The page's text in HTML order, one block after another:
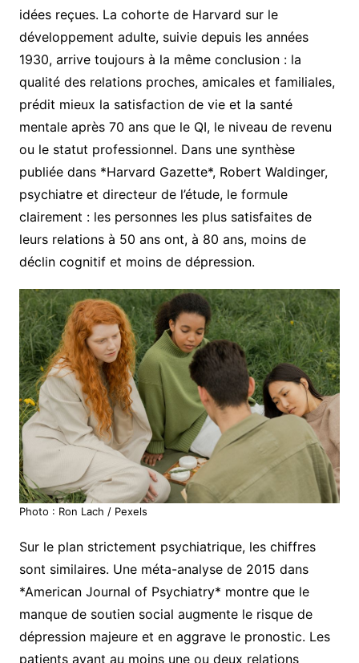
idées reçues. La cohorte de Harvard sur le
développement adulte, suivie depuis les années
1930, arrive toujours à la même conclusion : la
qualité des relations proches, amicales et familiales,
prédit mieux la satisfaction de vie et la santé
mentale après 70 ans que le QI, le niveau de revenu
ou le statut professionnel. Dans une synthèse
publiée dans *Harvard Gazette*, Robert Waldinger,
psychiatre et directeur de l’étude, le formule
clairement : les personnes les plus satisfaites de
leurs relations à 50 ans ont, à 80 ans, moins de
déclin cognitif et moins de dépression.
Photo : Ron Lach / Pexels
Sur le plan strictement psychiatrique, les chiffres
sont similaires. Une méta-analyse de 2015 dans
*American Journal of Psychiatry* montre que le
manque de soutien social augmente le risque de
dépression majeure et en aggrave le pronostic. Les
patients ayant au moins une ou deux relations